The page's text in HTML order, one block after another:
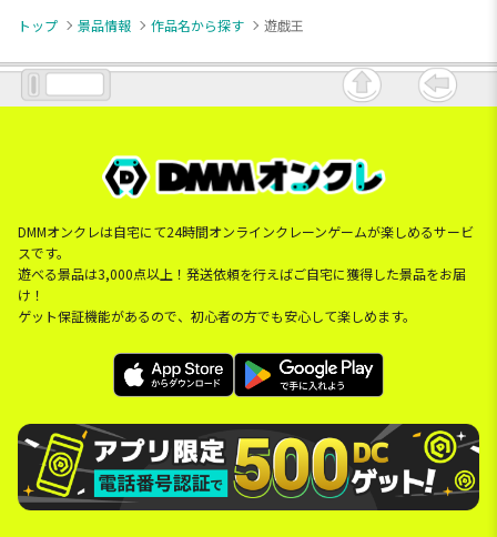
トップ 景品情報 作品名から探す 遊戯王
DMMオンクレは自宅にて24時間オンラインクレーンゲームが楽しめるサービ
スです。
遊べる景品は3,000点以上！発送依頼を行えばご自宅に獲得した景品をお届
け！
ゲット保証機能があるので、初心者の方でも安心して楽しめます。